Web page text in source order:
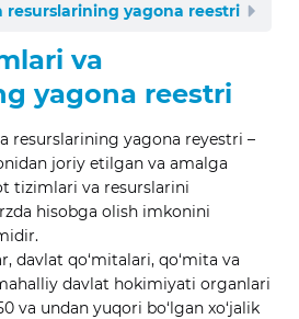
resurslarining yagona reestri
va
yagona reestri
yagona reyestri –
joriy etilgan va amalga
tizimlari va resurslarini
hisobga olish imkonini
davlat qo‘mitalari, qo‘mita va
davlat hokimiyati organlari
va undan yuqori bo‘lgan xo‘jalik